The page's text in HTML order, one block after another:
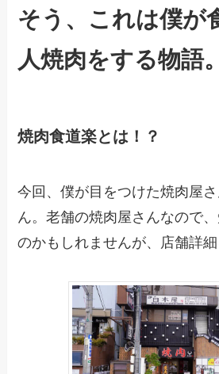
そう、これは僕が
人焼肉をする物語。
焼肉食道楽とは！？
今回、僕が目をつけた焼肉屋
ん。老舗の焼肉屋さんなので
のかもしれませんが、店舗詳細